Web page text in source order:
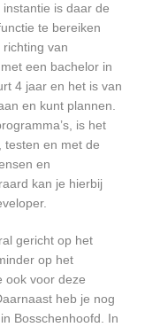
is daar de
te bereiken
van
een bachelor in
4 jaar en het is van
en kunt plannen.
is het
testen en met de
en
kan je hierbij
gericht op het
op het
ook voor deze
heb je nog
Bosschenhoofd. In